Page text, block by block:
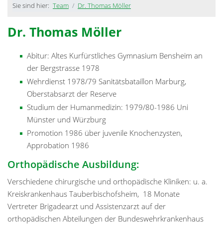
Sie sind hier: Team Dr. Thomas Möller
Dr. Thomas Möller
Abitur: Altes Kurfürstliches Gymnasium Bensheim an
der Bergstrasse 1978
Wehrdienst 1978/79 Sanitätsbataillon Marburg,
Oberstabsarzt der Reserve
Studium der Humanmedizin: 1979/80-1986 Uni
Münster und Würzburg
Promotion 1986 über juvenile Knochenzysten,
Approbation 1986
Orthopädische Ausbildung:
Verschiedene chirurgische und orthopädische Kliniken: u. a.
Kreiskrankenhaus Tauberbischofsheim, 18 Monate
Vertreter Brigadearzt und Assistenzarzt auf der
orthopädischen Abteilungen der Bundeswehrkrankenhaus